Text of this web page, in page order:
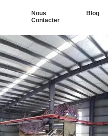
Nous
Contacter
Blog